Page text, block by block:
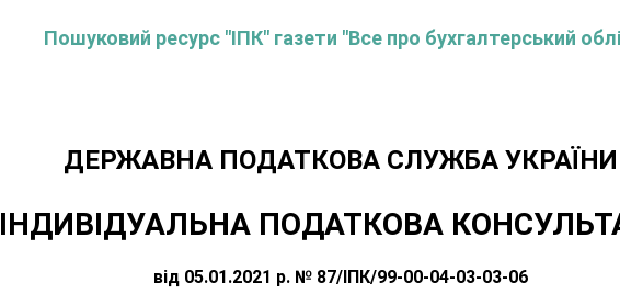
Пошуковий ресурс "ІПК" газети "Все про бухгалтерський
ДЕРЖАВНА ПОДАТКОВА СЛУЖБА УКРАЇНИ
ІНДИВІДУАЛЬНА ПОДАТКОВА
від 05.01.2021 р. № 87/ІПК/99-00-04-03-03-06